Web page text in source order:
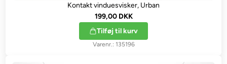
Kontakt vinduesvisker, Urban
199,00 DKK
Tilføj til kurv
135196